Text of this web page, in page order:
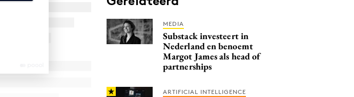
MEDIA
Substack investeert in
Nederland en benoemt
Margot James als head of
partnerships
ARTIFICIAL INTELLIGENCE